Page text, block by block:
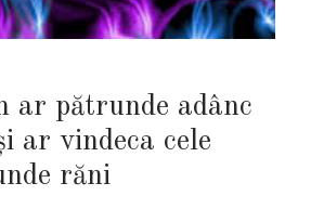
ar pătrunde adânc
ar vindeca cele
răni